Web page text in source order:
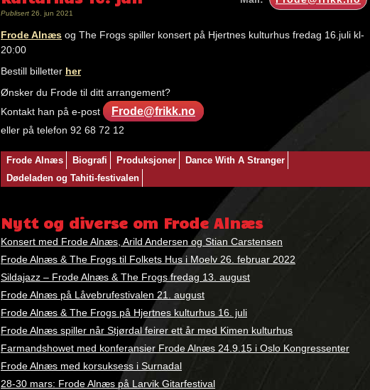
Publisert 26. jun 2021
Frode Alnæs og The Frogs spiller konsert på Hjertnes kulturhus fredag 16.juli kl-
20:00
Bestill billetter her
Ønsker du Frode til ditt arrangement?
Kontakt han på e-post
Frode@frikk.no
eller på telefon 92 68 72 12
Nøkkelord:
alnæs
Frode Alnæs Biografi Produksjoner
Dance With A Stranger
Dødeladen og Tahiti-festivalen
Nytt og diverse om Frode Alnæs
Konsert med Frode Alnæs, Arild Andersen og Stian Carstensen
Frode Alnæs & The Frogs til Folkets Hus i Moelv 26. februar 2022
Sildajazz – Frode Alnæs & The Frogs fredag 13. august
Frode Alnæs på Låvebrufestivalen 21. august
Frode Alnæs & The Frogs på Hjertnes kulturhus 16. juli
Frode Alnæs spiller når Stjørdal feirer ett år med Kimen kulturhus
Farmandshowet med konferansier Frode Alnæs 24.9.15 i Oslo Kongressenter
Frode Alnæs med korsuksess i Surnadal
28-30 mars: Frode Alnæs på Larvik Gitarfestival